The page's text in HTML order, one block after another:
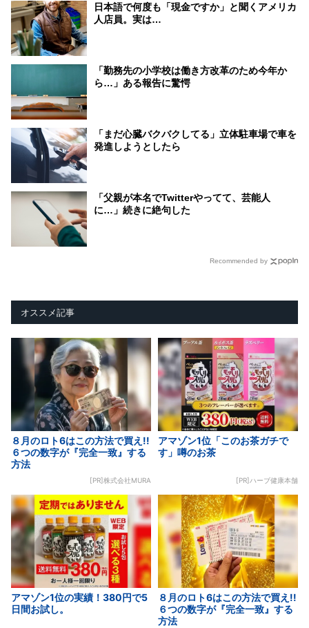
日本語で何度も「現金ですか」と聞くアメリカ
人店員。実は…
「勤務先の小学校は働き方改革のため今年か
ら…」ある報告に驚愕
「まだ心臓バクバクしてる」立体駐車場で車を
発進しようとしたら
「父親が本名でTwitterやってて、芸能人
に…」続きに絶句した
Recommended by
オススメ記事
８月のロト6はこの方法で買え!!
６つの数字が『完全一致』する
方法
[PR]株式会社MURA
アマゾン1位「このお茶ガチで
す」噂のお茶
[PR]ハーブ健康本舗
アマゾン1位の実績！380円で5
日間お試し。
８月のロト6はこの方法で買え!!
６つの数字が『完全一致』する
方法